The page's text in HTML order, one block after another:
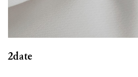
2date